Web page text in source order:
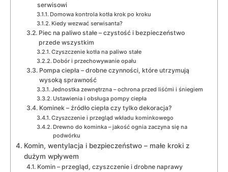
serwisowi
Domowa kontrola kotła krok po kroku
Kiedy wezwać serwisanta?
Piec na paliwo stałe – czystość i bezpieczeństwo
przede wszystkim
Czyszczenie kotła na paliwo stałe
Dobór i przechowywanie opału
Pompa ciepła – drobne czynności, które utrzymują
wysoką sprawność
Jednostka zewnętrzna – ochrona przed liśćmi i śniegiem
Ustawienia i obsługa pompy ciepła
Kominek – źródło ciepła czy tylko dekoracja?
Czyszczenie i przegląd wkładu kominkowego
Drewno do kominka – jakość ognia zaczyna się na
podwórku
Komin, wentylacja i bezpieczeństwo – małe kroki z
dużym wpływem
Komin – przegląd, czyszczenie i drobne naprawy